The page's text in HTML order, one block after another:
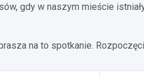
gdy w naszym mieście
na to spotkanie.